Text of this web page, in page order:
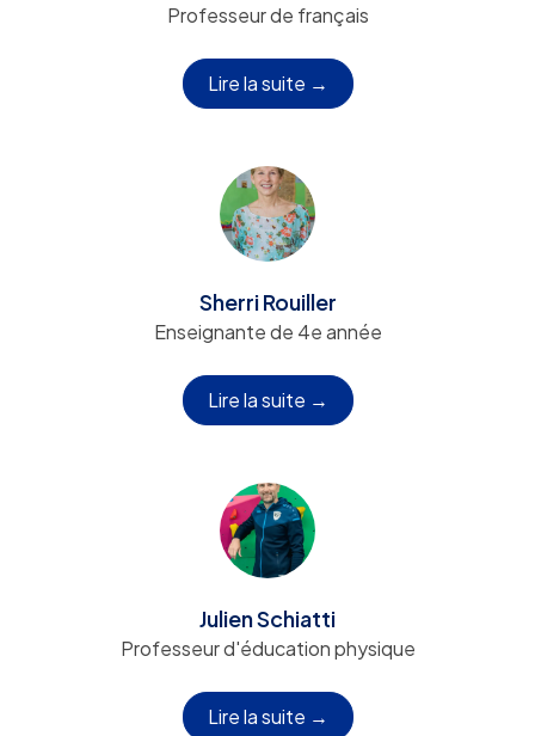
Professeur de français
Lire la suite →
Sherri Rouiller
Enseignante de 4e année
Lire la suite →
Julien Schiatti
Professeur d'éducation physique
Lire la suite →